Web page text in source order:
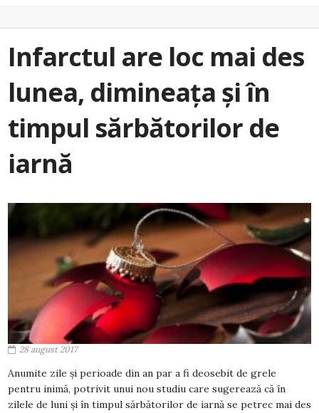
Infarctul are loc mai des
lunea, dimineața și în
timpul sărbătorilor de
iarnă
28 august 2017
Anumite zile și perioade din an par a fi deosebit de grele
pentru inimă, potrivit unui nou studiu care sugerează că în
zilele de luni și în timpul sărbătorilor de iarnă se petrec mai des